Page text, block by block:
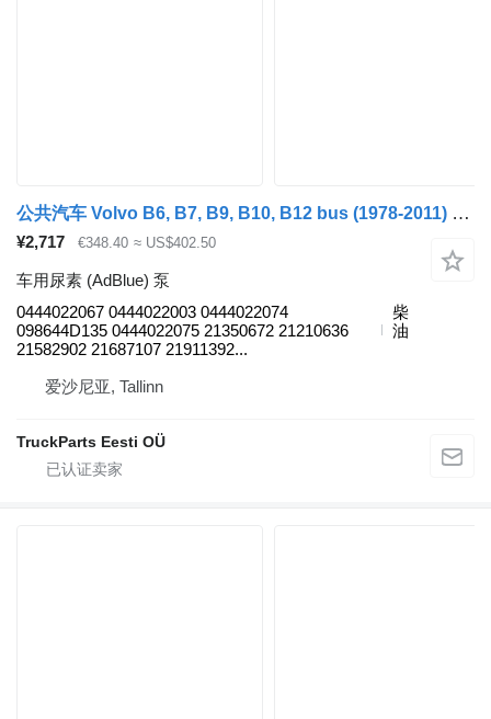
公共汽车 Volvo B6, B7, B9, B10, B12 bus (1978-2011) 的 车用尿素 (AdBlue) 泵 VOLVO,BOSCH 0444022067
¥2,717 €348.40 ≈ US$402.50
车用尿素 (AdBlue) 泵
0444022067 0444022003 0444022074
098644D135 0444022075 21350672 21210636
21582902 21687107 21911392...
柴
油
爱沙尼亚, Tallinn
TruckParts Eesti OÜ